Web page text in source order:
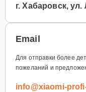
г. Хабаровск, ул.
Email
Для отправки более
пожеланий и
info@xiaomi-